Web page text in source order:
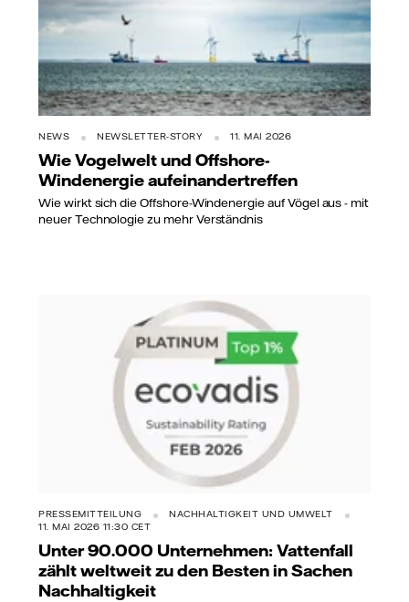
NEWS NEWSLETTER-STORY 11. MAI 2026
Wie Vogelwelt und Offshore-
Windenergie aufeinandertreffen
Wie wirkt sich die Offshore-Windenergie auf Vögel aus - mit
neuer Technologie zu mehr Verständnis
PRESSEMITTEILUNG
NACHHALTIGKEIT UND UMWELT
11. MAI 2026 11:30 CET
Unter 90.000 Unternehmen: Vattenfall
zählt weltweit zu den Besten in Sachen
Nachhaltigkeit